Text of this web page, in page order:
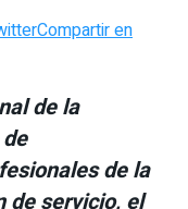
Compartir en
de la
de la
de servicio, el